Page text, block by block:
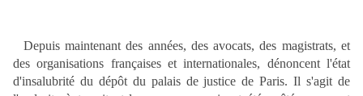
Depuis maintenant des années, des avocats, des magistrats, et
des organisations françaises et internationales, dénoncent l'état
d'insalubrité du dépôt du palais de justice de Paris. Il s'agit de